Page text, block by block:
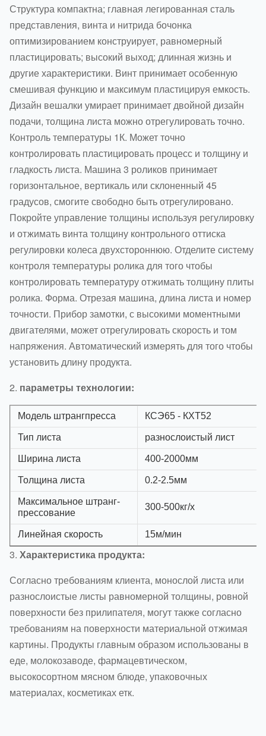
Структура компактна; главная легированная сталь
представления, винта и нитрида бочонка
оптимизированием конструирует, равномерный
пластицировать; высокий выход; длинная жизнь и
другие характеристики. Винт принимает особенную
смешивая функцию и максимум пластицируя емкость.
Дизайн вешалки умирает принимает двойной дизайн
подачи, толщина листа можно отрегулировать точно.
Контроль температуры 1К. Может точно
контролировать пластицировать процесс и толщину и
гладкость листа. Машина 3 роликов принимает
горизонтальное, вертикаль или склоненный 45
градусов, смогите свободно быть отрегулировано.
Покройте управление толщины используя регулировку
и отжимать винта толщину контрольного оттиска
регулировки колеса двухстороннюю. Отделите систему
контроля температуры ролика для того чтобы
контролировать температуру отжимать толщину плиты
ролика. Форма. Отрезая машина, длина листа и номер
точности. Прибор замотки, с высокими моментными
двигателями, может отрегулировать скорость и том
напряжения. Автоматический измерять для того чтобы
установить длину продукта.
2. параметры технологии:
Модель штрангпресса КСЭ65 - КХТ52
Тип листа разнослоистый лист
Ширина листа 400-2000мм
Толщина листа 0.2-2.5мм
Максимальное штранг-
прессование
300-500кг/х
Линейная скорость 15м/мин
3. Характеристика продукта:
Согласно требованиям клиента, монослой листа или
разнослоистые листы равномерной толщины, ровной
поверхности без прилипателя, могут также согласно
требованиям на поверхности материальной отжимая
картины. Продукты главным образом использованы в
еде, молокозаводе, фармацевтическом,
высокосортном мясном блюде, упаковочных
материалах, косметиках етк.